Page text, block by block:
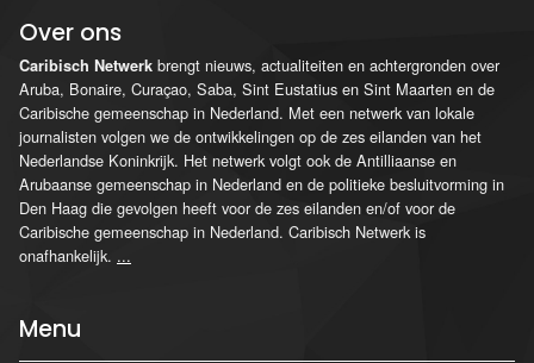
Over ons
Caribisch Netwerk brengt nieuws, actualiteiten en achtergronden over
Aruba, Bonaire, Curaçao, Saba, Sint Eustatius en Sint Maarten en de
Caribische gemeenschap in Nederland. Met een netwerk van lokale
journalisten volgen we de ontwikkelingen op de zes eilanden van het
Nederlandse Koninkrijk. Het netwerk volgt ook de Antilliaanse en
Arubaanse gemeenschap in Nederland en de politieke besluitvorming in
Den Haag die gevolgen heeft voor de zes eilanden en/of voor de
Caribische gemeenschap in Nederland. Caribisch Netwerk is
onafhankelijk. ...
Menu